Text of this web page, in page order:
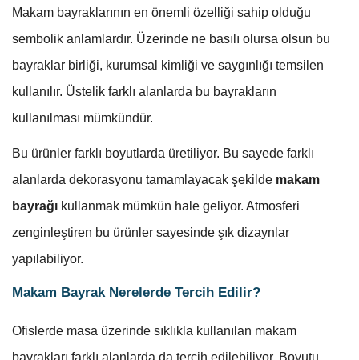
Makam bayraklarının en önemli özelliği sahip olduğu
sembolik anlamlardır. Üzerinde ne basılı olursa olsun bu
bayraklar birliği, kurumsal kimliği ve saygınlığı temsilen
kullanılır. Üstelik farklı alanlarda bu bayrakların
kullanılması mümkündür.
Bu ürünler farklı boyutlarda üretiliyor. Bu sayede farklı
alanlarda dekorasyonu tamamlayacak şekilde makam
bayrağı kullanmak mümkün hale geliyor. Atmosferi
zenginleştiren bu ürünler sayesinde şık dizaynlar
yapılabiliyor.
Makam Bayrak Nerelerde Tercih Edilir?
Ofislerde masa üzerinde sıklıkla kullanılan makam
bayrakları farklı alanlarda da tercih edilebiliyor. Boyutu